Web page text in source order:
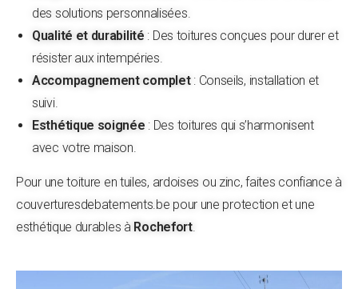
des solutions personnalisées.
Qualité et durabilité : Des toitures conçues pour durer et
résister aux intempéries.
Accompagnement complet: Conseils, installation et
suivi.
Esthétique soignée : Des toitures qui s’harmonisent
avec votre maison.
Pour une toiture en tuiles, ardoises ou zinc, faites confiance à
couverturesdebatements.be pour une protection et une
esthétique durables à Rochefort.